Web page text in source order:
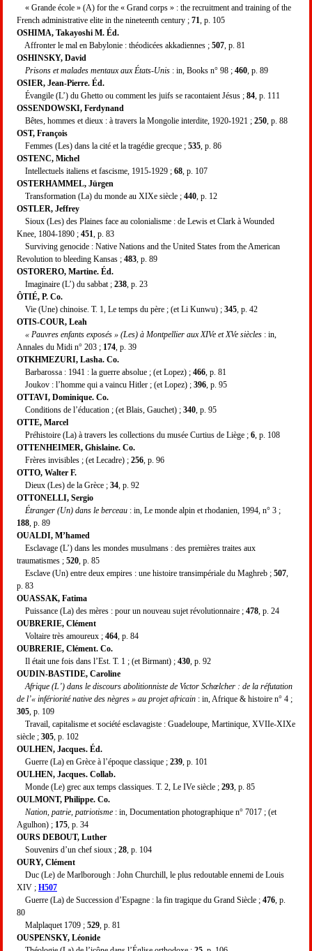
« Grande école » (A) for the « Grand corps » : the recruitment and training of the
French administrative elite in the nineteenth century ; 71 , p. 105
OSHIMA, Takayoshi M. Éd.
Affronter le mal en Babylonie : théodicées akkadiennes ; 507 , p. 81
OSHINSKY, David
Prisons et malades mentaux aux États-Unis : in, Books n° 98 ; 460 , p. 89
OSIER, Jean-Pierre. Éd.
Évangile (L’) du Ghetto ou comment les juifs se racontaient Jésus ; 84 , p. 111
OSSENDOWSKI, Ferdynand
Bêtes, hommes et dieux : à travers la Mongolie interdite, 1920-1921 ; 250 , p. 88
OST, François
Femmes (Les) dans la cité et la tragédie grecque ; 535 , p. 86
OSTENC, Michel
Intellectuels italiens et fascisme, 1915-1929 ; 68 , p. 107
OSTERHAMMEL, Jürgen
Transformation (La) du monde au XIXe siècle ; 440 , p. 12
OSTLER, Jeffrey
Sioux (Les) des Plaines face au colonialisme : de Lewis et Clark à Wounded
Knee, 1804-1890 ; 451 , p. 83
Surviving genocide : Native Nations and the United States from the American
Revolution to bleeding Kansas ; 483 , p. 89
OSTORERO, Martine. Éd.
Imaginaire (L’) du sabbat ; 238 , p. 23
ÔTIÉ, P. Co.
Vie (Une) chinoise. T. 1, Le temps du père ; (et Li Kunwu) ; 345 , p. 42
OTIS-COUR, Leah
« Pauvres enfants exposés » (Les) à Montpellier aux XIVe et XVe siècles : in,
Annales du Midi n° 203 ; 174 , p. 39
OTKHMEZURI, Lasha. Co.
Barbarossa : 1941 : la guerre absolue ; (et Lopez) ; 466 , p. 81
Joukov : l’homme qui a vaincu Hitler ; (et Lopez) ; 396 , p. 95
OTTAVI, Dominique. Co.
Conditions de l’éducation ; (et Blais, Gauchet) ; 340 , p. 95
OTTE, Marcel
Préhistoire (La) à travers les collections du musée Curtius de Liège ; 6 , p. 108
OTTENHEIMER, Ghislaine. Co.
Frères invisibles ; (et Lecadre) ; 256 , p. 96
OTTO, Walter F.
Dieux (Les) de la Grèce ; 34 , p. 92
OTTONELLI, Sergio
Étranger (Un) dans le berceau : in, Le monde alpin et rhodanien, 1994, n° 3 ;
188 , p. 89
OUALDI, M’hamed
Esclavage (L’) dans les mondes musulmans : des premières traites aux
traumatismes ; 520 , p. 85
Esclave (Un) entre deux empires : une histoire transimpériale du Maghreb ; 507
p. 83
OUASSAK, Fatima
Puissance (La) des mères : pour un nouveau sujet révolutionnaire ; 478 , p. 24
OUBRERIE, Clément
Voltaire très amoureux ; 464 , p. 84
OUBRERIE, Clément. Co.
Il était une fois dans l’Est. T. 1 ; (et Birmant) ; 430 , p. 92
OUDIN-BASTIDE, Caroline
Afrique (L’) dans le discours abolitionniste de Victor Schœlcher : de la réfutation
de l’« infériorité native des nègres » au projet africain : in, Afrique & histoire n° 4 ;
305 , p. 109
Travail, capitalisme et société esclavagiste : Guadeloupe, Martinique, XVIIe-XIXe
siècle ; 305 , p. 102
OULHEN, Jacques. Éd.
Guerre (La) en Grèce à l’époque classique ; 239 , p. 101
OULHEN, Jacques. Collab.
Monde (Le) grec aux temps classiques. T. 2, Le IVe siècle ; 293 , p. 85
OULMONT, Philippe. Co.
Nation, patrie, patriotisme : in, Documentation photographique n° 7017 ; (et
Agulhon) ; 175 , p. 34
OURS DEBOUT, Luther
Souvenirs d’un chef sioux ; 28 , p. 104
OURY, Clément
Duc (Le) de Marlborough : John Churchill, le plus redoutable ennemi de Louis
XIV ; H507
Guerre (La) de Succession d’Espagne : la fin tragique du Grand Siècle ; 476 , p.
80
Malplaquet 1709 ; 529 , p. 81
OUSPENSKY, Léonide